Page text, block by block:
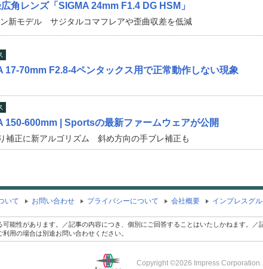
角レンズ「SIGMA 24mm F1.4 DG HSM」
新モデル サジタルコマフレアや歪曲収差を低減
17-70mm F2.8-4ペンタックス用で正常動作しない現象
150-600mm | Sportsの最新ファームウェアが公開
補正に新アルゴリズム 斜め方向の手ブレ補正も
いて お問い合わせ プライバシーについて 会社概要 インプレスグ
能性があります。／記事の内容につき、個別にご回答することはいたしかねます。
用の場合は別途お問い合わせください。
Copyright ©2026 Impress Corporation.